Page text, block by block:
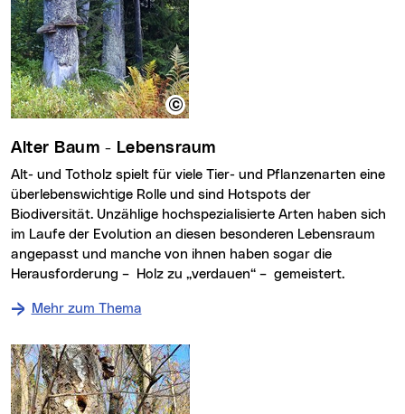
Alter Baum - Lebensraum
Alt- und Totholz spielt für viele Tier- und Pflanzenarten eine
überlebenswichtige Rolle und sind Hotspots der
Biodiversität. Unzählige hochspezialisierte Arten haben sich
im Laufe der Evolution an diesen besonderen Lebensraum
angepasst und manche von ihnen haben sogar die
Herausforderung – Holz zu „verdauen“ – gemeistert.
Mehr zum Thema